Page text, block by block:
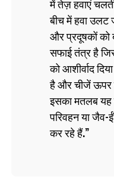
में तेज़ हवाएं
बीच में हवा उलट
और प्रदूषकों को
सफाई तंत्र है
को आशीर्वाद
है और चीजें ऊपर
इसका मतलब यह
परिवहन या जैव-
कर रहे हैं.